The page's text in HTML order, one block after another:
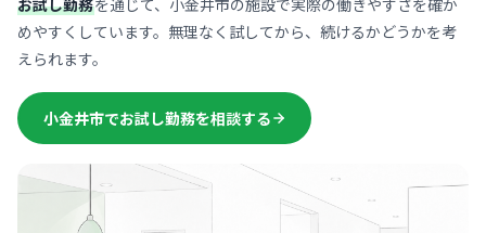
お試し勤務を通じて、小金井市の施設で実際の働きやすさを確か
めやすくしています。無理なく試してから、続けるかどうかを考
えられます。
小金井市でお試し勤務を相談する